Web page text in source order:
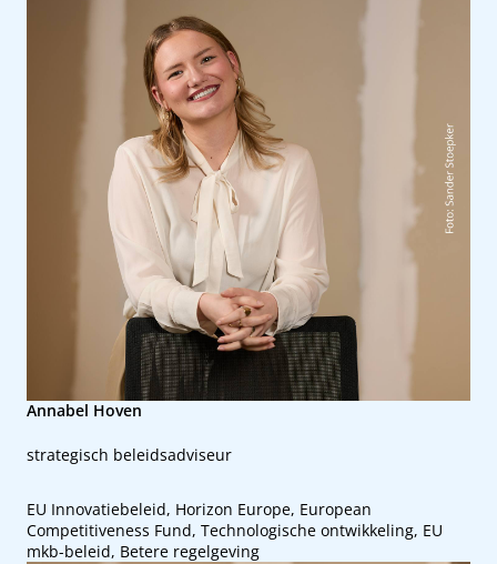
strategisch beleidsadviseur
Annabel Hoven
EU Innovatiebeleid, Horizon Europe, European
Competitiveness Fund, Technologische ontwikkeling, EU
mkb-beleid, Betere regelgeving